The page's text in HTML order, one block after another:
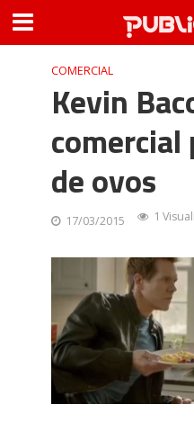
COMERCIAL
Kevin
comercial
de ovos
17/03/2015 1